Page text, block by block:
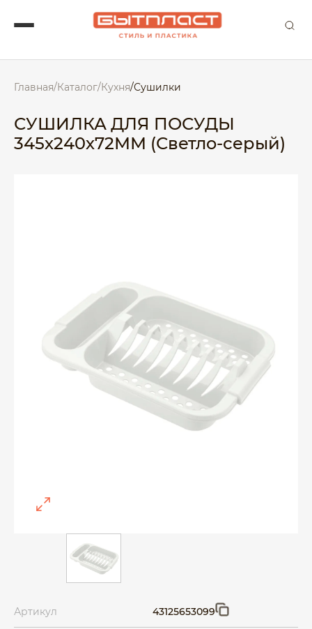
Главная/Каталог/Кухня/Сушилки
СУШИЛКА ДЛЯ ПОСУДЫ
345х240х72ММ (Светло-серый)
Артикул 43125653099